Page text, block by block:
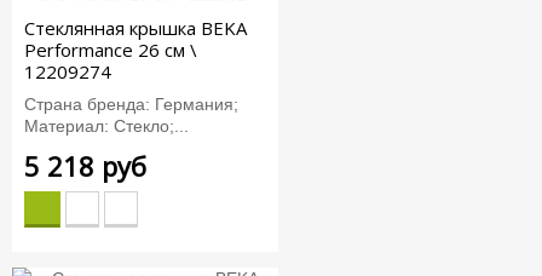
Стеклянная крышка BEKA
Performance 26 см \
12209274
Страна бренда: Германия;
Материал: Стекло;...
5 218 руб